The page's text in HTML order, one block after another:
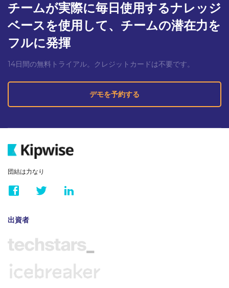
チームが実際に毎日使用するナレッジ
ベースを使用して、チームの潜在力を
フルに発揮
14日間の無料トライアル。クレジットカードは不要です。
デモを予約する
団結は力なり
出資者